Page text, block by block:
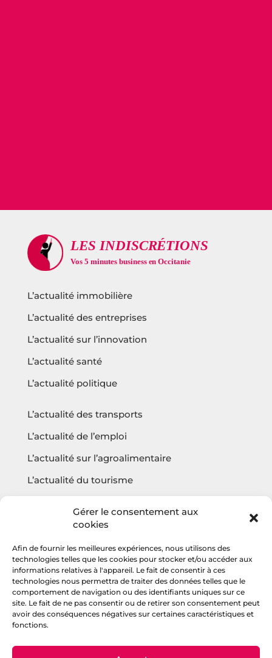
Gérer le consentement aux
cookies
Afin de fournir les meilleures expériences, nous utilisons des
technologies telles que les cookies pour stocker et/ou accéder aux
informations relatives à l'appareil. Le fait de consentir à ces
technologies nous permettra de traiter des données telles que le
comportement de navigation ou des identifiants uniques sur ce
site. Le fait de ne pas consentir ou de retirer son consentement peut
avoir des conséquences négatives sur certaines caractéristiques et
fonctions.
L’actualité immobilière
L’actualité des entreprises
L’actualité sur l’innovation
L’actualité santé
L’actualité politique
L’actualité des transports
L’actualité de l’emploi
L’actualité sur l’agroalimentaire
L’actualité du tourisme
Questions fréquentes
Contact
Agencehv
Rejoignez la communauté